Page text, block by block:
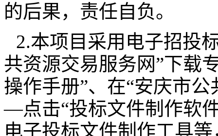
的后果，责任自负。
2.本项目采用电子招投
共资源交易服务网”下载
操作手册”、在“安庆市
—点击“投标文件制作软
电子投标文件制作工具